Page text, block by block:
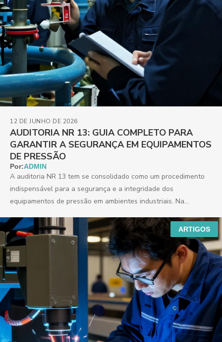
AUDITORIA NR 13: GUIA COMPLETO PARA
GARANTIR A SEGURANÇA EM EQUIPAMENTOS
DE PRESSÃO
12 DE JUNHO DE 2026
Por:ADMIN
A auditoria NR 13 tem se consolidado como um procedimento
indispensável para a segurança e a integridade dos
equipamentos de pressão em ambientes industriais. Na...
ARTIGOS